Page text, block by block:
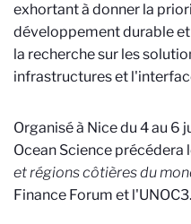
exhortant à donner la
développement durable
la recherche sur les
infrastructures et
Organisé à Nice du 4 au 6
Ocean Science précédera
et régions côtières du
Finance Forum et l'UNOC3.